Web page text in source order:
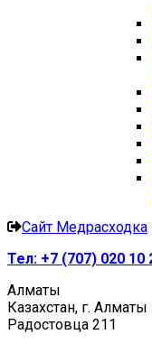
Сайт Медрасходка
Тел: +7 (707) 020 10
Алматы
Казахстан, г. Алматы
Радостовца 211